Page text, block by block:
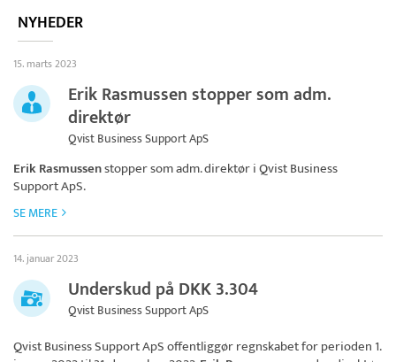
NYHEDER
15. marts 2023
Erik Rasmussen stopper som adm.
direktør
Qvist Business Support ApS
Erik Rasmussenstopper som adm. direktør iQvist Business
Support ApS.
SE MERE
14. januar 2023
Underskud på DKK 3.304
Qvist Business Support ApS
Qvist Business Support ApSoffentliggør regnskabet for perioden 1.